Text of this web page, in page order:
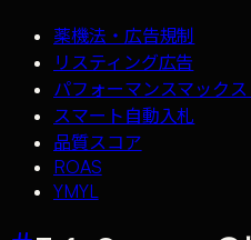
薬機法・広告規制
リスティング広告
パフォーマンスマックス
スマート自動入札
品質スコア
ROAS
YMYL